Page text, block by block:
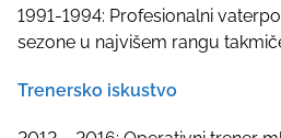
1991-1994: Profesionalni
sezone u najvišem rangu
Trenersko iskustvo